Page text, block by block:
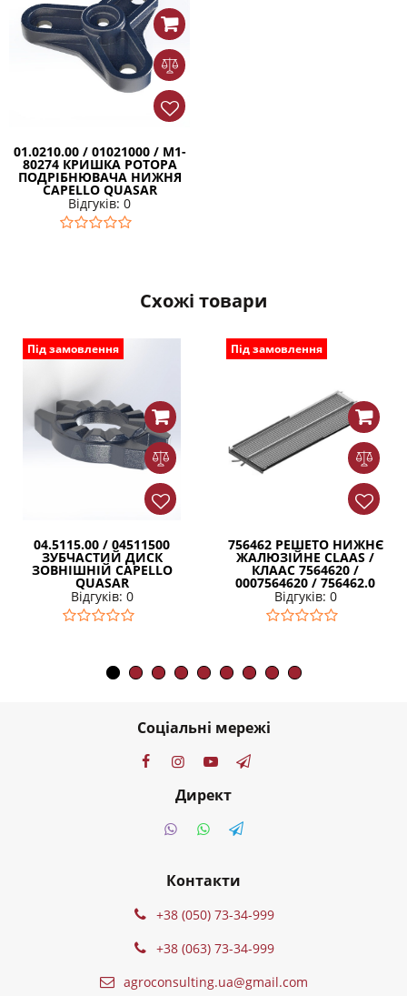
01.0210.00 / 01021000 / M1-
80274 КРИШКА РОТОРА
ПОДРІБНЮВАЧА НИЖНЯ
CAPELLO QUASAR
Відгуків: 0
Схожі товари
Під замовлення
04.5115.00 / 04511500
ЗУБЧАСТИЙ ДИСК
ЗОВНІШНІЙ CAPELLO
QUASAR
Відгуків: 0
Під замовлення
756462 РЕШЕТО НИЖНЄ
ЖАЛЮЗІЙНЕ CLAAS /
КЛААС 7564620 /
0007564620 / 756462.0
Відгуків: 0
Соціальні мережі
Директ
Контакти
+38 (050) 73-34-999
+38 (063) 73-34-999
agroconsulting.ua@gmail.com